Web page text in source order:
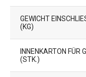
GEWICHT
KG)
INNENKARTON FÜR
(STK.)